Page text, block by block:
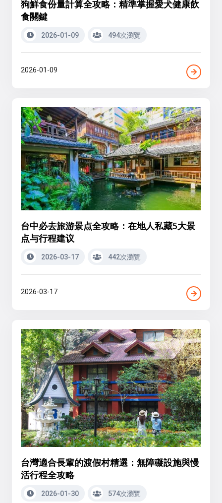
狗鮮食份量計算全攻略：精準掌握愛犬健康飲
食關鍵
2026-01-09 494次瀏覽
2026-01-09
台中必去旅游景点全攻略：在地人私藏5大景
点与行程建议
2026-03-17 442次瀏覽
2026-03-17
台灣適合長輩的渡假村精選：無障礙設施與慢
活行程全攻略
2026-01-30 574次瀏覽